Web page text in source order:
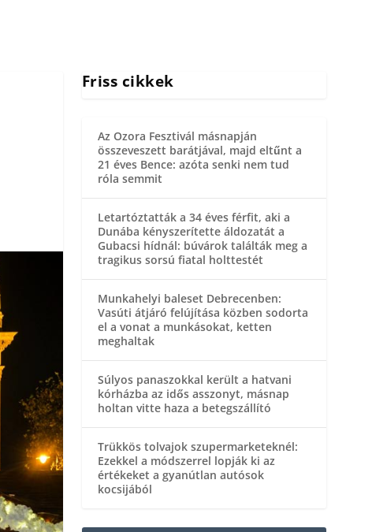
Friss cikkek
Az Ozora Fesztivál másnapján
összeveszett barátjával, majd eltűnt a
21 éves Bence: azóta senki nem tud
róla semmit
Letartóztatták a 34 éves férfit, aki a
Dunába kényszerítette áldozatát a
Gubacsi hídnál: búvárok találták meg a
tragikus sorsú fiatal holttestét
Munkahelyi baleset Debrecenben:
Vasúti átjáró felújítása közben sodorta
el a vonat a munkásokat, ketten
meghaltak
Súlyos panaszokkal került a hatvani
kórházba az idős asszonyt, másnap
holtan vitte haza a betegszállító
Trükkös tolvajok szupermarketeknél:
Ezekkel a módszerrel lopják ki az
értékeket a gyanútlan autósok
kocsijából